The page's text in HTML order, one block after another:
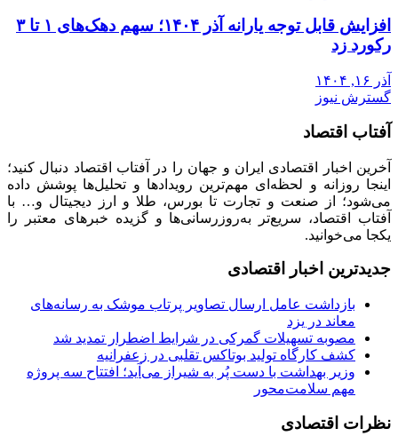
افزایش قابل توجه یارانه آذر ۱۴۰۴؛ سهم دهک‌های ۱ تا ۳
رکورد زد
آذر ۱۶, ۱۴۰۴
گسترش نیوز
آفتاب اقتصاد
آخرین اخبار اقتصادی ایران و جهان را در آفتاب اقتصاد دنبال کنید؛
اینجا روزانه و لحظه‌ای مهم‌ترین رویدادها و تحلیل‌ها پوشش داده
می‌شود؛ از صنعت و تجارت تا بورس، طلا و ارز دیجیتال و… با
آفتاب اقتصاد، سریع‌تر به‌روزرسانی‌ها و گزیده خبرهای معتبر را
یکجا می‌خوانید.
جدیدترین اخبار اقتصادی
بازداشت عامل ارسال تصاویر پرتاب موشک به رسانه‌های
معاند در یزد
مصوبه تسهیلات گمرکی در شرایط اضطرار تمدید شد
کشف کارگاه تولید بوتاکس تقلبی در زعفرانیه
وزیر بهداشت با دست پُر به شیراز می‌آید؛ افتتاح سه پروژه
مهم سلامت‌محور
نظرات اقتصادی